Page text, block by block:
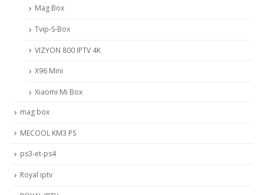
Mag Box
Tvip-S-Box
VIZYON 800 IPTV 4K
X96 Mini
Xiaomi Mi Box
mag box
MECOOL KM3 PS
ps3-et-ps4
Royal iptv